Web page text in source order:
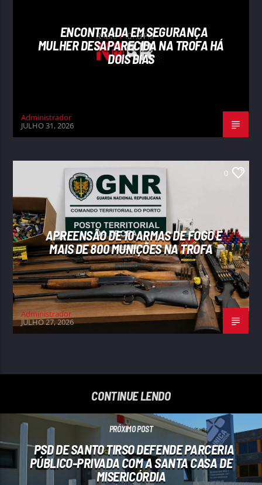
ENCONTRADA EM SEGURANÇA
MULHER DESAPARECIDA NA TROFA HÁ
DOIS DIAS
Administrador
JULHO 31, 2026
0
APREENSÃO DE 10 ARMAS DE FOGO E
MAIS DE 800 MUNIÇÕES NA TROFA
Administrador
JULHO 27, 2026
CONTINUE LENDO
PRÓXIMO POST
PSD DE SANTO TIRSO DEFENDE PARCERIA
PÚBLICO-PRIVADA COM A SANTA CASA DE
MISERICÓRDIA